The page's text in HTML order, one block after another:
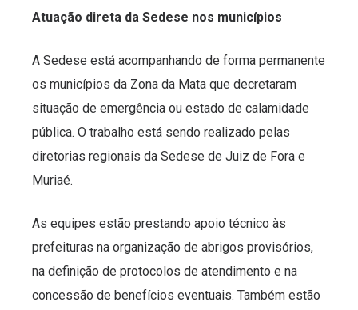
Atuação direta da Sedese nos municípios
A Sedese está acompanhando de forma permanente
os municípios da Zona da Mata que decretaram
situação de emergência ou estado de calamidade
pública. O trabalho está sendo realizado pelas
diretorias regionais da Sedese de Juiz de Fora e
Muriaé.
As equipes estão prestando apoio técnico às
prefeituras na organização de abrigos provisórios,
na definição de protocolos de atendimento e na
concessão de benefícios eventuais. Também estão